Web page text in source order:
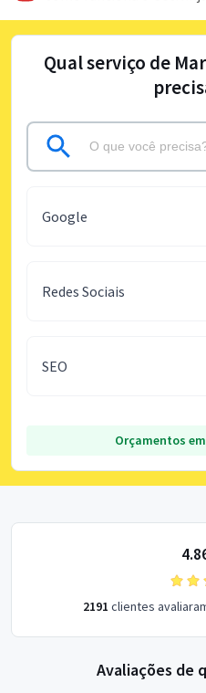
Qual serviço de
Google
Redes Sociais
SEO
Orçamentos
2191 clientes
Avaliações de